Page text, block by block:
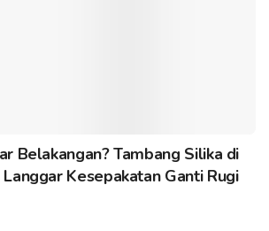
Belakangan? Tambang Silika di
Kesepakatan Ganti Rugi